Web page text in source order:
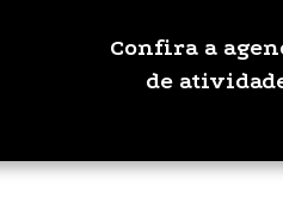
Confira a
de